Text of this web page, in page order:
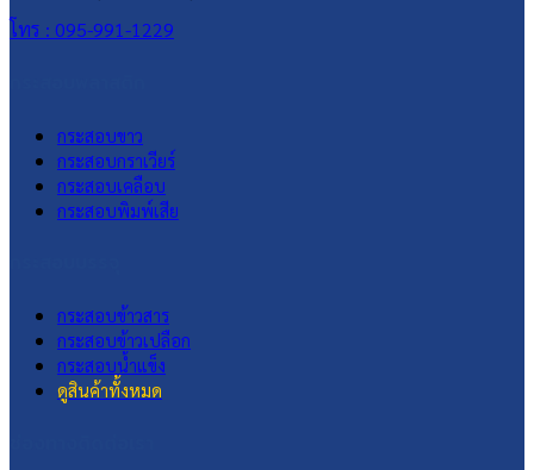
โทร : 095-991-1229
กระสอบขาว
กระสอบกราเวียร์
กระสอบเคลือบ
กระสอบพิมพ์เสีย
กระสอบข้าวสาร
กระสอบข้าวเปลือก
กระสอบน้ำแข็ง
ดูสินค้าทั้งหมด